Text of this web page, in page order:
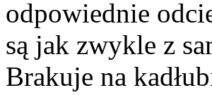
odpowiednie
są jak zwykle z
Brakuje na